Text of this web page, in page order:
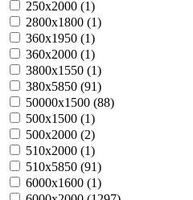
250х2000 (1)
2800х1800 (1)
360х1950 (1)
360х2000 (1)
3800х1550 (1)
380х5850 (91)
50000х1500 (88)
500х1500 (1)
500х2000 (2)
510х2000 (1)
510х5850 (91)
6000х1600 (1)